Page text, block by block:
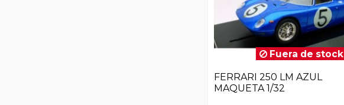
Fuera de stock
FERRARI 250 LM AZUL
MAQUETA 1/32